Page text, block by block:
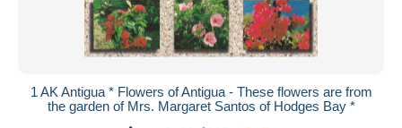
Toutes les durées
depuis
jours
1 AK Antigua * Flowers of Antigua - These flowers are from
the garden of Mrs. Margaret Santos of Hodges Bay *